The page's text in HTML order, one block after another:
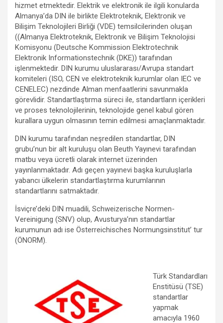
hizmet etmektedir. Elektrik ve elektronik ile ilgili konularda
Almanya’da DIN ile birlikte Elektroteknik, Elektronik ve
Bilişim Teknolojileri Birliği (VDE) temsilcilerinden oluşan
((Almanya Elektroteknik, Elektronik ve Bilişim Teknolojisi
Komisyonu (Deutsche Kommission Elektrotechnik
Elektronik Informationstechnik (DKE)) tarafından
işlenmektedir. DIN kurumu uluslararası/Avrupa standart
komiteleri (ISO, CEN ve elektroteknik kurumlar olan IEC ve
CENELEC) nezdinde Alman menfaatlerini savunmakla
görevlidir. Standartlaştırma süreci ile, standartların içerikleri
ve proses teknolojilerinin, teknolojide genel kabul gören
kurallara uygun olmasının temin edilmesi amaçlanmaktadır.
DIN kurumu tarafından neşredilen standartlar, DIN
grubu’nun bir alt kuruluşu olan Beuth Yayınevi tarafından
matbu veya ücretli olarak internet üzerinden
yayınlanmaktadır. Adı geçen yayınevi başka kuruluşlarla
yabancı ülkelerin standartlaştırma kurumlarının
standartlarını satmaktadır.
İsviçre’deki DIN muadili, Schweizerische Normen-
Vereinigung (SNV) olup, Avusturya’nın standartlar
kurumunun adı ise Österreichisches Normungsinstitut’ tur
(ÖNORM).
Türk Standardları
Enstitüsü (TSE)
standartlar
yapmak
amacıyla 1960